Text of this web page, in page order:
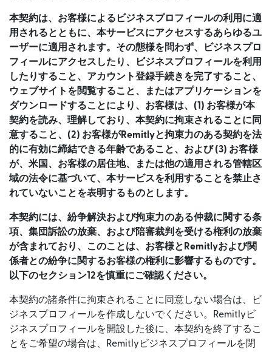
本契約は、お客様によるビジネスプロフィールの利用に適
用されるとともに、本サービスにアクセスするあらゆるユ
ーザーに適用されます。その態様を問わず、ビジネスプロ
フィールにアクセスしたり、ビジネスプロフィールを利用
したりすること、アカウント登録手続きを完了すること、
ウェブサイトを閲覧すること、またはアプリケーションを
ダウンロードすることにより、お客様は、(1) お客様が本
契約を読み、理解しており、本契約に拘束されることに同
意すること、(2) お客様がRemitlyと拘束力のある契約を法
的に有効に締結できる年齢であること、および (3) お客様
が、米国、お客様の居住地、または他の適用される管轄区
域の法令に基づいて、本サービスを利用することを禁止さ
れていないことを表明するものとします。
本契約には、紛争解決および拘束力のある仲裁に関する条
項、集団訴訟の放棄、および陪審裁判を受ける権利の放棄
が含まれており、このことは、お客様とRemitlyおよび関
係者との紛争に関するお客様の権利に影響するものです。
以下のセクション12を慎重にご確認ください。
本契約の諸条件に拘束されることに同意しない場合は、ビ
ジネスプロフィールを作成しないでください。Remitlyビ
ジネスプロフィールを開設した後に、本契約を終了するこ
とをご希望の場合は、Remitlyビジネスプロフィールを閉